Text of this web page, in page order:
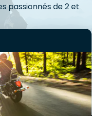
passionnés de 2 et